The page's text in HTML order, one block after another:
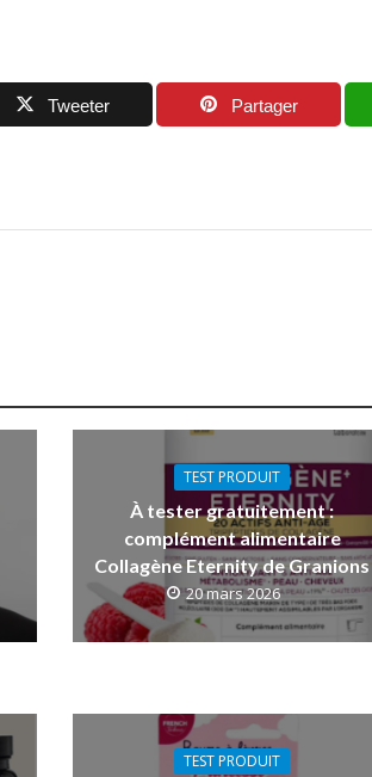
Tweeter Partager
TEST PRODUIT
À tester gratuitement :
complément alimentaire
Collagène Eternity de Granions
20 mars 2026
TEST PRODUIT